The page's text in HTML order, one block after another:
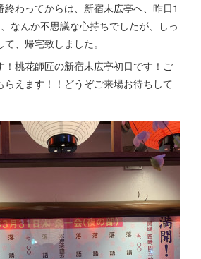
わってからは、新宿末広亭へ、昨日1
なんか不思議な心持ちでしたが、しっ
、帰宅致しました。
桃花師匠の新宿末広亭初日です！ご
らえます！！どうぞご来場お待ちして